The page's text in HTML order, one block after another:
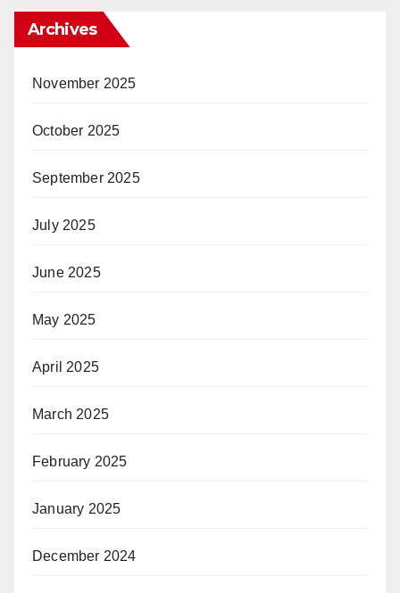
Archives
November 2025
October 2025
September 2025
July 2025
June 2025
May 2025
April 2025
March 2025
February 2025
January 2025
December 2024